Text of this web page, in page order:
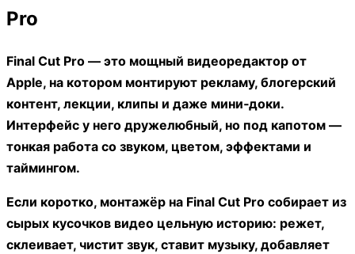
Pro
Final Cut Pro — это мощный видеоредактор от
Apple, на котором монтируют рекламу, блогерский
контент, лекции, клипы и даже мини‑доки.
Интерфейс у него дружелюбный, но под капотом —
тонкая работа со звуком, цветом, эффектами и
таймингом.
Если коротко, монтажёр на Final Cut Pro собирает из
сырых кусочков видео цельную историю: режет,
склеивает, чистит звук, ставит музыку, добавляет